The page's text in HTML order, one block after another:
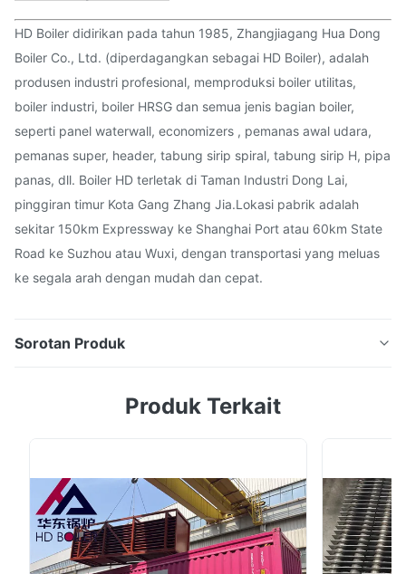
HD Boiler didirikan pada tahun 1985, Zhangjiagang Hua Dong
Boiler Co., Ltd. (diperdagangkan sebagai HD Boiler), adalah
produsen industri profesional, memproduksi boiler utilitas,
boiler industri, boiler HRSG dan semua jenis bagian boiler,
seperti panel waterwall, economizers , pemanas awal udara,
pemanas super, header, tabung sirip spiral, tabung sirip H, pipa
panas, dll. Boiler HD terletak di Taman Industri Dong Lai,
pinggiran timur Kota Gang Zhang Jia.Lokasi pabrik adalah
sekitar 150km Expressway ke Shanghai Port atau 60km State
Road ke Suzhou atau Wuxi, dengan transportasi yang meluas
ke segala arah dengan mudah dan cepat.
Sorotan Produk
Karbon Dengan Perawatan Permukaan Dicat Deskripsi
tube, Welding Fin tube, L / LH Type Fin Tube, H Type
Fin tube dengan Bahan A179 / Alu1060, ...
Produk Terkait